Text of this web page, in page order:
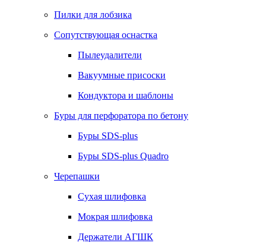
Пилки для лобзика
Сопутствующая оснастка
Пылеудалители
Вакуумные присоски
Кондуктора и шаблоны
Буры для перфоратора по бетону
Буры SDS-plus
Буры SDS-plus Quadro
Черепашки
Сухая шлифовка
Мокрая шлифовка
Держатели АГШК